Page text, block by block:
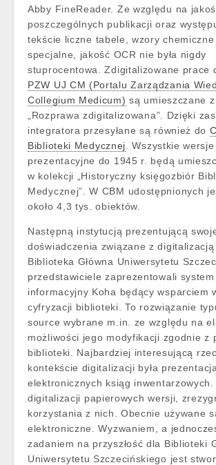
Abby FineReader. Ze względu na
poszczególnych publikacji oraz
tekście liczne tabele, wzory
specjalne, jakość OCR nie była nigdy
stuprocentowa. Zdigitalizowane prace
PZW UJ CM (Portalu Zarządzania
Collegium Medicum) są umieszczane
Rozprawa zdigitalizowana”. Dzięki
integratora przesyłane są również do
Biblioteki Medycznej . Wszystkie wersje
prezentacyjne do 1945 r. będą
w kolekcji
Historyczny księgozbiór
Medycznej”. W CBM udostępnionych
około 4,3 tys. obiektów.
Następną instytucją prezentującą
doświadczenia związane z digitalizacją
Biblioteka Główna Uniwersytetu
przedstawiciele zaprezentowali
informacyjny Koha będący wsparciem
cyfryzacji biblioteki. To rozwiązanie
source wybrane m.in. ze względu na
możliwości jego modyfikacji zgodnie z
biblioteki. Najbardziej interesującą
kontekście digitalizacji była
elektronicznych ksiąg inwentarzowych.
digitalizacji papierowych wersji,
korzystania z nich. Obecnie używane
elektroniczne. Wyzwaniem, a
zadaniem na przyszłość dla Biblioteki
Uniwersytetu Szczecińskiego jest